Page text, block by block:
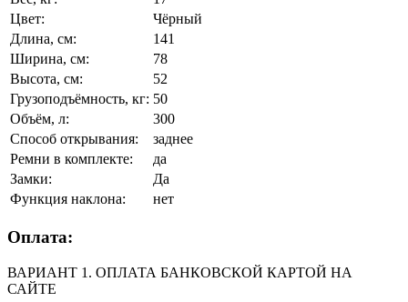
Цвет:
Чёрный
Длина, см:
141
Ширина, см:
78
Высота, см:
52
Грузоподъёмность, кг: 50
Объём, л:
300
Способ открывания:
заднее
Ремни в комплекте:
да
Замки:
Да
Функция наклона:
нет
Оплата:
ВАРИАНТ 1. ОПЛАТА БАНКОВСКОЙ КАРТОЙ НА
САЙТЕ